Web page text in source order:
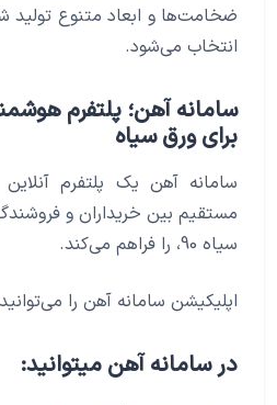
ضخامت‌ها و ابعاد متنوع تولید
انتخاب می‌شود.
سامانه آهن؛ پلتفرم
برای ورق سیاه
سامانه آهن یک پلتفرم
مستقیم بین خریداران و
سیاه 90، را فراهم می‌کند.
اپلیکیشن سامانه آهن را
در سامانه آهن میتوانید: